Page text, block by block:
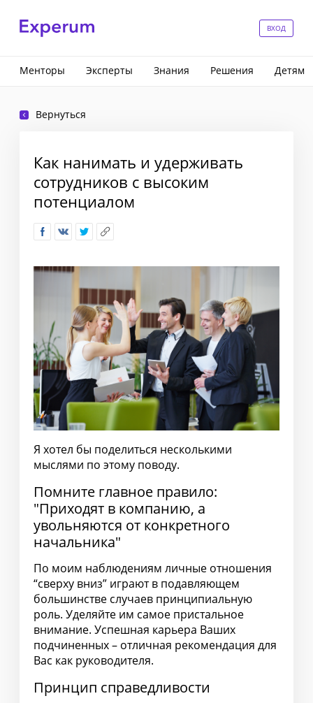
ВХОД
Менторы Эксперты Знания Решения Детям
Вернуться
Как нанимать и удерживать
сотрудников с высоким
потенциалом
Я хотел бы поделиться несколькими
мыслями по этому поводу.
Помните главное правило:
"Приходят в компанию, а
увольняются от конкретного
начальника"
По моим наблюдениям личные отношения
“сверху вниз” играют в подавляющем
большинстве случаев принципиальную
роль. Уделяйте им самое пристальное
внимание. Успешная карьера Ваших
подчиненных – отличная рекомендация для
Вас как руководителя.
Принцип справедливости